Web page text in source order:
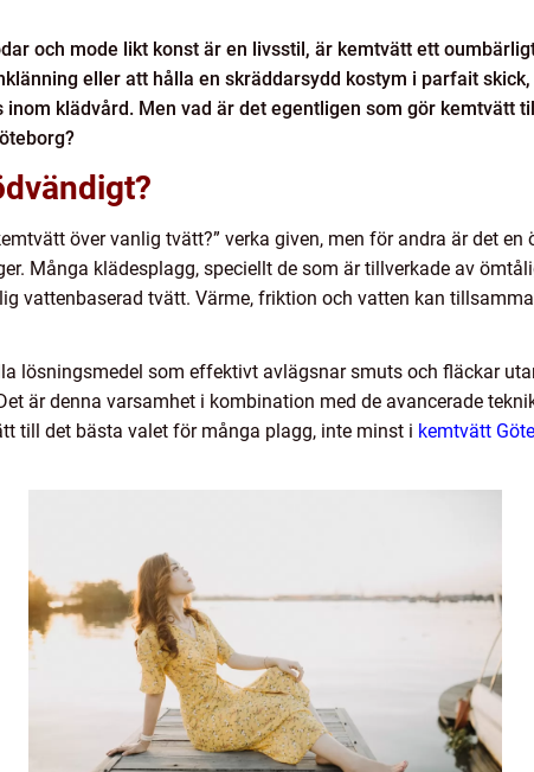
och mode likt konst är en livsstil, är kemtvätt ett
eller att hålla en skräddarsydd kostym i parfait
klädvård. Men vad är det egentligen som gör kemtvätt
över vanlig tvätt?” verka given, men för andra är det en
Många klädesplagg, speciellt de som är tillverkade av
vattenbaserad tvätt. Värme, friktion och vatten kan
lösningsmedel som effektivt avlägsnar smuts och fläckar
är denna varsamhet i kombination med de avancerade
till det bästa valet för många plagg, inte minst i kemtvätt